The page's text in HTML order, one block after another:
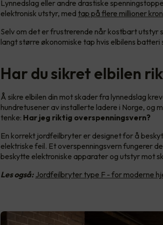
Lynnedslag eller andre drastiske
elektronisk utstyr, med tap på flere millioner
Selv om det er frustrerende når kostbart utstyr
langt større økonomiske tap hvis elbilens batteri
Har du sikret elbilen
Å sikre elbilen din mot skader fra lynnedslag
hundretusener av installerte ladere i Norge, og
tenke: Har jeg riktig overspenningsvern?
En korrekt jordfeilbryter er designet for å
elektriske feil. Et overspenningsvern fungerer
beskytte elektroniske apparater og utstyr mot
Les også: Jordfeilbryter type F - for moderne